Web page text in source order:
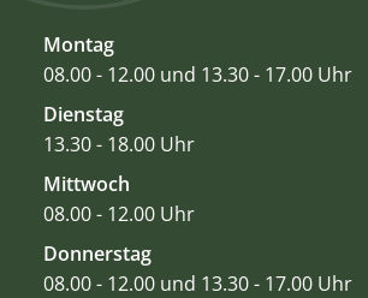
Montag
08.00 - 12.00 und 13.30 - 17.00 Uhr
Dienstag
13.30 - 18.00 Uhr
Mittwoch
08.00 - 12.00 Uhr
Donnerstag
08.00 - 12.00 und 13.30 - 17.00 Uhr